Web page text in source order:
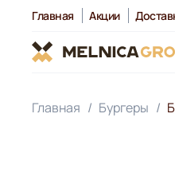
Главная Акции
Главная Бургеры